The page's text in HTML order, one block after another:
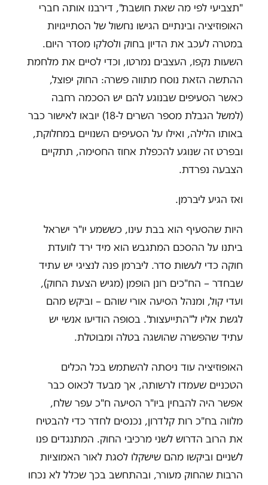
"תצביעי לפי מה שאת חושבת", דירבנו אותה חברי
האופוזיציה ובינתיים הגישו נחשול של הסתייגויות
במטרה לעכב את הדיון בחוק ולסלקו מסדר היום.
השעות נקפו, העצבים נמרטו, וכדי לסיים את מלחמת
ההתשה הזאת נוסח מתווה פשרה: החוק יפוצל,
כאשר הסעיפים שבנוגע להם יש הסכמה רחבה
(למשל הגבלת מספר השרים ל-18) יובאו לאישור כבר
באותו הלילה, ואילו על הסעיפים השנויים במחלוקת,
ובפרט זה שנוגע להכפלת אחוז החסימה, תתקיים
הצבעה נפרדת.
ואז הגיע ליברמן.
היות שהסעיף הוא בבת עינו, כששמע יו"ר ישראל
ביתנו על ההסכם המתגבש הוא מיד ירד לוועדת
חוקה כדי לעשות סדר. ליברמן פנה לנציגי יש עתיד
שבחדר – הח"כים רונן הופמן (מגיש הצעת החוק),
ועדי קול, ומנהל הסיעה אורי שוהם – וביקש מהם
לגשת אליו ל"התייעצות". בסופה הודיעו אנשי יש
עתיד שהפשרה שהושגה בטלה ומבוטלת.
האופוזיציה עוד ניסתה להשתמש בכל הכלים
הטכניים שעמדו לרשותה, אך מבעד לכאוס כבר
אפשר היה להבחין ביו"ר הסיעה ח"כ עפר שלח,
מלווה בח"כ רות קלדרון, נכנסים לחדר כדי להבטיח
את הרוב הדרוש לשני מרכיבי החוק. המתנגדים פנו
לשניים וביקשו מהם שישקלו לסגת לאור האמוציות
הרבות שהחוק מעורר, ובהתחשב בכך שכלל לא נכחו